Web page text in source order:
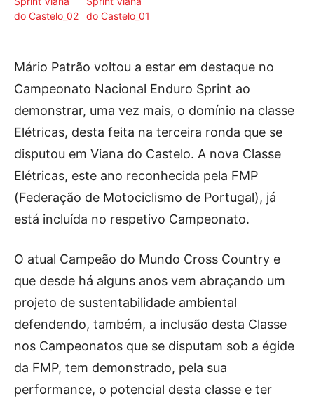
Onde comprar o Jornal
Voz da Solidariedade
»»» Fundação Aurora Borges
Seia em Números
AUTÁRQUICAS 2025 em Seia
Contactos
Tel. 238 310 090 (chamada para a rede fixa nacional)
Facebook Instagram Youtube
Estatuto editorial Sobre o Jornal
Contactos
Ficha Técnica
Mário Patrão voltou a estar em destaque no
Campeonato Nacional Enduro Sprint ao
demonstrar, uma vez mais, o domínio na classe
Elétricas, desta feita na terceira ronda que se
disputou em Viana do Castelo. A nova Classe
Elétricas, este ano reconhecida pela FMP
(Federação de Motociclismo de Portugal), já
está incluída no respetivo Campeonato.
O atual Campeão do Mundo Cross Country e
que desde há alguns anos vem abraçando um
projeto de sustentabilidade ambiental
defendendo, também, a inclusão desta Classe
nos Campeonatos que se disputam sob a égide
da FMP, tem demonstrado, pela sua
performance, o potencial desta classe e ter